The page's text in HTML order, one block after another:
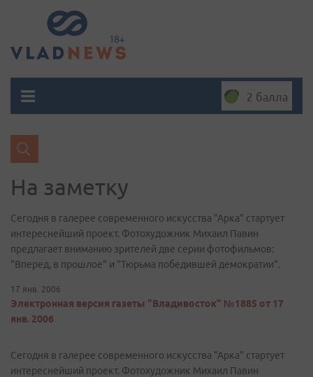
2 балла
На заметку
Сегодня в галерее современного искусства "Арка" стартует
интереснейший проект. Фотохудожник Михаил Павин
предлагает вниманию зрителей две серии фотофильмов:
"Вперед, в прошлое" и "Тюрьма победившей демократии".
17 янв. 2006
Электронная версия газеты "Владивосток" №1885 от 17
янв. 2006
Сегодня в галерее современного искусства "Арка" стартует
интереснейший проект. Фотохудожник Михаил Павин